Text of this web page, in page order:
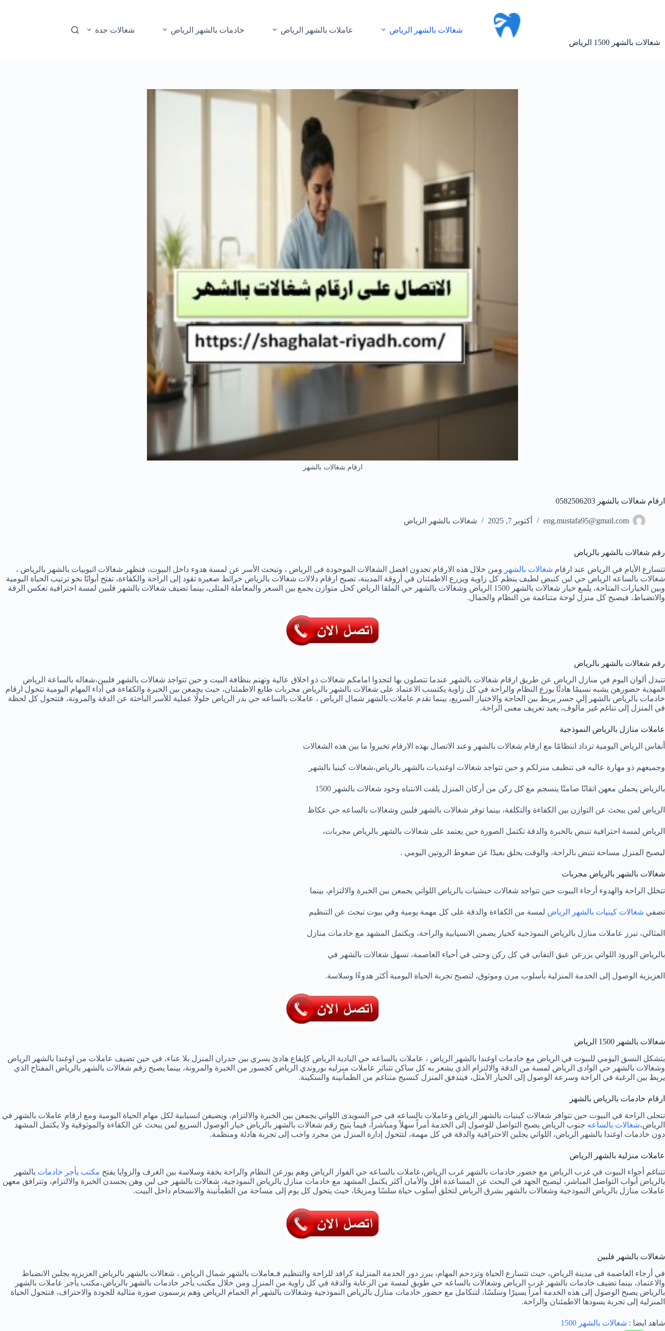
شغالات بالشهر 1500 الرياض
شغالات بالشهر الرياض عاملات بالشهر الرياض خادمات بالشهر الرياض شغالات جدة
ارقام شغالات بالشهر
ارقام شغالات بالشهر 0582506203
eng.mustafa95@gmail.com أكتوبر 7, 2025 شغالات بالشهر الرياض
رقم شغالات بالشهر بالرياض
تتسارع الأيام في الرياض عند ارقام شغالات بالشهر ومن خلال هذه الارقام تجدون افضل الشغالات الموجودة فى الرياض ، وتبحث الأسر عن لمسة هدوء داخل البيوت، فتظهر شغالات اثيوبيات بالشهر بالرياض ،
شغالات بالساعه الرياض حي لبن كنبض لطيف ينظم كل زاوية ويزرع الاطمئنان في أروقة المدينة، تصبح ارقام دلالات شغالات بالرياض خرائط صغيرة تقود إلى الراحة والكفاءة، تفتح أبوابًا نحو ترتيب الحياة اليومية
وبين الخيارات المتاحة، يلمع خيار شغالات بالشهر 1500 الرياض وشغالات بالشهر حي الملقا الرياض كحل متوازن يجمع بين السعر والمعاملة المثلى، بينما تضيف شغالات بالشهر فلبين لمسة احترافية تعكس الرقة
والانضباط، فيصبح كل منزل لوحة متناغمة من النظام والجمال.
رقم شغالات بالشهر بالرياض
تتبدل ألوان اليوم في منازل الرياض عن طريق ارقام شغالات بالشهر عندما تتصلون بها لتجدوا امامكم شغالات ذو اخلاق عالية وتهتم بنظافة البيت و حين تتواجد شغالات بالشهر فلبين،شغاله بالساعة الرياض
المهدية حضورهن يشبه نسيمًا هادئًا يوزع النظام والراحة في كل زاوية يكتسب الاعتماد على شغالات بالشهر بالرياض مجربات طابع الاطمئنان، حيث يجمعن بين الخبرة والكفاءة في أداء المهام اليومية تتحول ارقام
خادمات بالرياض بالشهر إلى جسر يربط بين الحاجة والاختيار السريع، بينما تقدم عاملات بالشهر شمال الرياض ، عاملات بالساعه حي بدر الرياض حلولًا عملية للأسر الباحثة عن الدقة والمرونة، فتتحول كل لحظة
في المنزل إلى تناغم غير مألوف، يعيد تعريف معنى الراحة.
عاملات منازل بالرياض النموذجية
أنفاس الرياض اليومية تزداد انتظامًا مع ارقام شغالات بالشهر وعند الاتصال بهذه الارقام تخيروا ما بين هذه الشغالات
وجميعهم ذو مهارة عاليه فى تنظيف منزلكم و حين تتواجد شغالات اوغنديات بالشهر بالرياض،شغالات كينيا بالشهر
بالرياض يحملن معهن اتقانًا صامتًا ينسجم مع كل ركن من أركان المنزل يلفت الانتباه وجود شغالات بالشهر 1500
الرياض لمن يبحث عن التوازن بين الكفاءة والتكلفة، بينما توفر شغالات بالشهر فلبين وشغالات بالساعه حي عكاظ
الرياض لمسة احترافية تنبض بالخبرة والدقة تكتمل الصورة حين يعتمد على شغالات بالشهر بالرياض مجربات،
ليصبح المنزل مساحة تنبض بالراحة، والوقت يحلق بعيدًا عن ضغوط الروتين اليومي .
شغالات بالشهر بالرياض مجربات
تتخلل الراحة والهدوء أرجاء البيوت حين تتواجد شغالات حبشيات بالرياض اللواتي يجمعن بين الخبرة والالتزام، بينما
تضفي شغالات كينيات بالشهر الرياض لمسة من الكفاءة والدقة على كل مهمة يومية وفي بيوت تبحث عن التنظيم
المثالي، تبرز عاملات منازل بالرياض النموذجية كخيار يضمن الانسيابية والراحة، ويكتمل المشهد مع خادمات منازل
بالرياض الورود اللواتي يزرعن عبق التفاني في كل ركن وحتى في أحياء العاصمة، تسهل شغالات بالشهر في
العزيزية الوصول إلى الخدمة المنزلية بأسلوب مرن وموثوق، لتصبح تجربة الحياة اليومية أكثر هدوءًا وسلاسة.
شغالات بالشهر 1500 الرياض
يتشكل النسق اليومي للبيوت في الرياض مع خادمات اوغندا بالشهر الرياض ، عاملات بالساعه حي البادية الرياض كإيقاع هادئ يسري بين جدران المنزل بلا عناء، في حين تضيف عاملات من اوغندا بالشهر الرياض
وشغالات بالشهر حي الوادى الرياض لمسة من الدقة والالتزام الذي يشعر به كل ساكن تتناثر عاملات منزليه بوروندي الرياض كجسور من الخبرة والمرونة، بينما يصبح رقم شغالات بالشهر بالرياض المفتاح الذي
يربط بين الرغبة في الراحة وسرعة الوصول إلى الخيار الأمثل، فيتدفق المنزل كنسيج متناغم من الطمأنينة والسكينة.
ارقام خادمات بالرياض بالشهر
تتجلى الراحة في البيوت حين تتوافر شغالات كينيات بالشهر الرياض وعاملات بالساعه فى حى السويدى اللواتي يجمعن بين الخبرة والالتزام، ويضيفن انسيابية لكل مهام الحياة اليومية ومع ارقام عاملات بالشهر في
الرياض،شغالات بالساعه جنوب الرياض يصبح التواصل للوصول إلى الخدمة أمراً سهلاً ومباشراً، فيما يتيح رقم شغالات بالشهر بالرياض خيار الوصول السريع لمن يبحث عن الكفاءة والموثوقية ولا يكتمل المشهد
دون خادمات اوغندا بالشهر الرياض، اللواتي يجلبن الاحترافية والدقة في كل مهمة، لتتحول إدارة المنزل من مجرد واجب إلى تجربة هادئة ومنظمة.
عاملات منزلية بالشهر الرياض
تتناغم أجواء البيوت في غرب الرياض مع حضور خادمات بالشهر غرب الرياض،عاملات بالساعه حي الفواز الرياض وهم يوزعن النظام والراحة بخفة وسلاسة بين الغرف والزوايا يفتح مكتب يأجر خادمات بالشهر
بالرياض أبواب التواصل المباشر، ليصبح الجهد في البحث عن المساعدة أقل والأمان أكثر يكتمل المشهد مع خادمات منازل بالرياض النموذجية، شغالات بالشهر حى لبن وهن يجسدن الخبرة والالتزام، وتترافق معهن
عاملات منازل بالرياض النموذجية وشغالات بالشهر بشرق الرياض لتخلق أسلوب حياة سلسًا ومريحًا، حيث يتحول كل يوم إلى مساحة من الطمأنينة والانسجام داخل البيت.
شغالات بالشهر فلبين
في أرجاء العاصمة فى مدينة الرياض، حيث تتسارع الحياة وتزدحم المهام، يبرز دور الخدمة المنزلية كرافد للراحة والتنظيم فـعاملات بالشهر شمال الرياض ، شغالات بالشهر بالرياض العزيزيه يجلبن الانضباط
والاعتماد، بينما تضيف خادمات بالشهر غرب الرياض وشغالات بالساعه حي طويق لمسة من الرعاية والدقة في كل زاوية من المنزل ومن خلال مكتب يأجر خادمات بالشهر بالرياض،مكتب يأجر عاملات بالشهر
بالرياض يصبح الوصول إلى هذه الخدمة أمراً يسيرًا وسلسًا، لتتكامل مع حضور خادمات منازل بالرياض النموذجية وشغالات بالشهر أم الحمام الرياض وهم يرسمون صورة مثالية للجودة والاحتراف، فتتحول الحياة
المنزلية إلى تجربة يسودها الاطمئنان والراحة.
شاهد ايضا : شغالات بالشهر 1500